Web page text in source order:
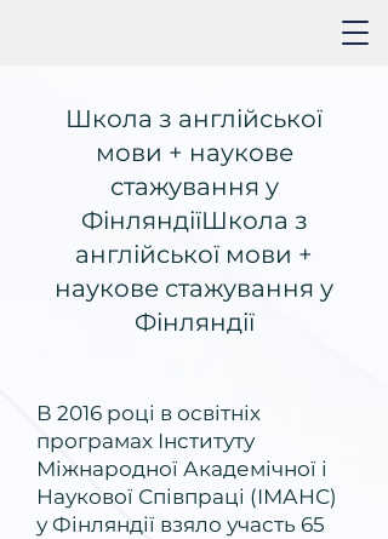
Школа з англійської
мови + наукове
стажування у
ФінляндіїШкола з
англійської мови +
наукове стажування у
Фінляндії
В 2016 році в освітніх
програмах Інституту
Міжнародної Академічної і
Наукової Співпраці (ІМАНС)
у Фінляндії взяло участь 65